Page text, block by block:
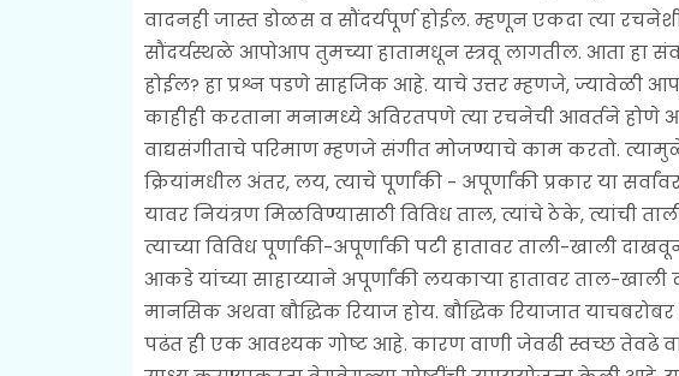
वादनही जास्त डोळस व सौंदर्यपूर्ण होईल. म्हणून एकदा त्या
सौंदर्यस्थळे आपोआप तुमच्या हातामधून स्त्रवू लागतील. आता हा
होईल? हा प्रश्न पडणे साहजिक आहे. याचे उत्तर म्हणजे, ज्यावेळी
काहीही करताना मनामध्ये अविरतपणे त्या रचनेची आवर्तने होणे
वाद्यसंगीताचे परिमाण म्हणजे संगीत मोजण्याचे काम करतो.
क्रियांमधील अंतर, लय, त्याचे पूर्णांकी - अपूर्णांकी प्रकार या
यावर नियंत्रण मिळविण्यासाठी विविध ताल, त्यांचे ठेके, त्यांची
त्याच्या विविध पूर्णांकी-अपूर्णांकी पटी हातावर ताली-खाली
आकडे यांच्या साहाय्याने अपूर्णांकी लयकाऱ्या हातावर ताल-
मानसिक अथवा बौद्धिक रियाज होय. बौद्धिक रियाजात
पढंत ही एक आवश्यक गोष्ट आहे. कारण वाणी जेवढी स्वच्छ तेवढे